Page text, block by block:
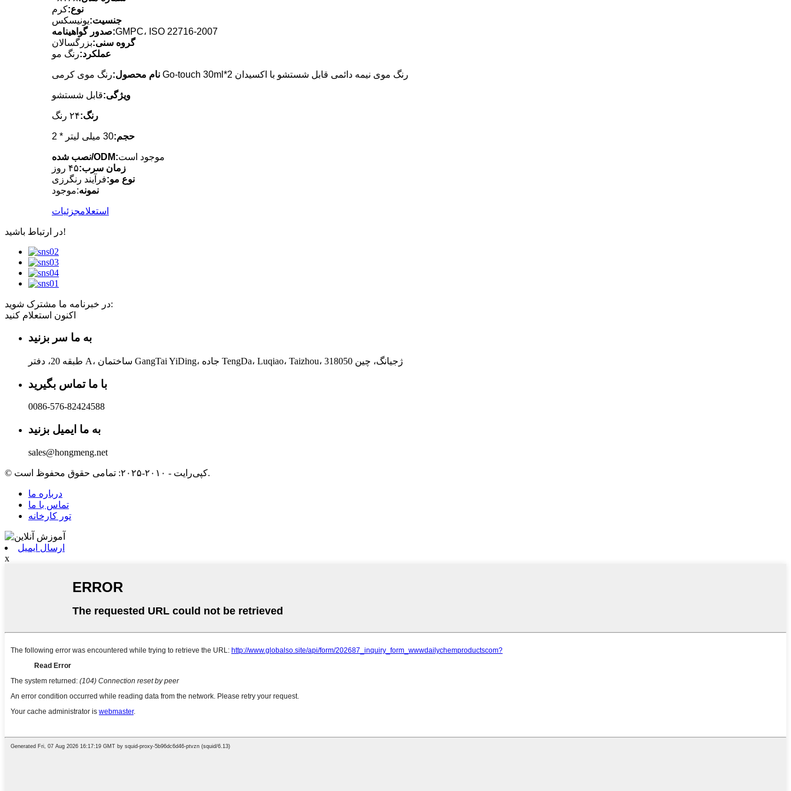
نوع:کرم
جنسیت:یونیسکس
صدور گواهینامه:GMPC، ISO 22716-2007
گروه سنی:بزرگسالان
عملکرد:رنگ مو
نام محصول: رنگ موی کرمی Go-touch 30ml*2 رنگ موی نیمه دائمی قابل شستشو با اکسیدان
ویژگی:قابل شستشو
رنگ:۲۴ رنگ
حجم:30 میلی لیتر * 2
نصب شده/ODM:موجود است
زمان سرب:۴۵ روز
نوع مو:فرآیند رنگرزی
نمونه:موجود
استعلامجزئیات
در ارتباط باشید!
در خبرنامه ما مشترک شوید:
اکنون استعلام کنید
به ما سر بزنید
طبقه 20، دفتر A، ساختمان GangTai YiDing، جاده TengDa، Luqiao، Taizhou، ژجیانگ، چین 318050
با ما تماس بگیرید
0086-576-82424588
به ما ایمیل بزنید
sales@hongmeng.net
© کپی‌رایت - ۲۰۱۰-۲۰۲۵: تمامی حقوق محفوظ است.
درباره ما
تماس با ما
تور کارخانه
ارسال ایمیل
x